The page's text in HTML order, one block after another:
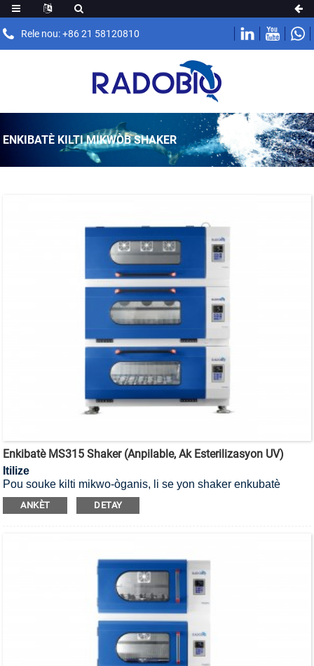
Rele nou: +86 21 58120810
ENKIBATÈ KILTI MIKWÒB SHAKER
Enkibatè MS315 Shaker (Anpilable, Ak Esterilizasyon UV)
Itilize
Pou souke kilti mikwo-òganis, li se yon shaker enkubatè
anpile pou esterilizasyon UV.
ANKÈT DETAY